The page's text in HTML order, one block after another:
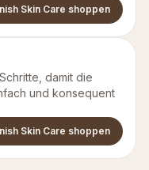
Skin Care shoppen
damit die
und konsequent
Skin Care shoppen